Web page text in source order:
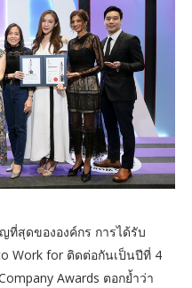
ที่สุดขององค์กร การได้รับ
Work for ติดต่อกันเป็นปีที่ 4
Awards ตอกย้ำว่า